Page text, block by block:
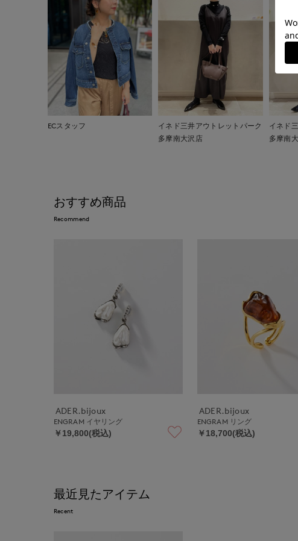
ECスタッフ
イネド三井アウトレットパーク
多摩南大沢店
イネド
多摩南
おすすめ商品
Recommend
ADER.bijoux
ENGRAM イヤリング
￥19,800(税込)
ADER.bijoux
ENGRAM リング
￥18,700(税込)
最近見たアイテム
Recent